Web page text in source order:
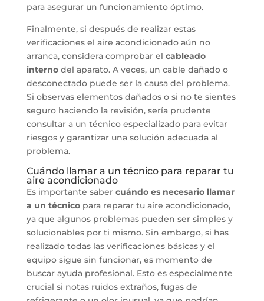
para asegurar un funcionamiento óptimo.
Finalmente, si después de realizar estas
verificaciones el aire acondicionado aún no
arranca, considera comprobar el cableado
internodel aparato. A veces, un cable dañado o
desconectado puede ser la causa del problema.
Si observas elementos dañados o si no te sientes
seguro haciendo la revisión, sería prudente
consultar a un técnico especializado para evitar
riesgos y garantizar una solución adecuada al
problema.
Cuándo llamar a un técnico para reparar tu
aire acondicionado
Es importante saber cuándo es necesario llamar
a un técnicopara reparar tu aire acondicionado,
ya que algunos problemas pueden ser simples y
solucionables por ti mismo. Sin embargo, si has
realizado todas las verificaciones básicas y el
equipo sigue sin funcionar, es momento de
buscar ayuda profesional. Esto es especialmente
crucial si notas ruidos extraños, fugas de